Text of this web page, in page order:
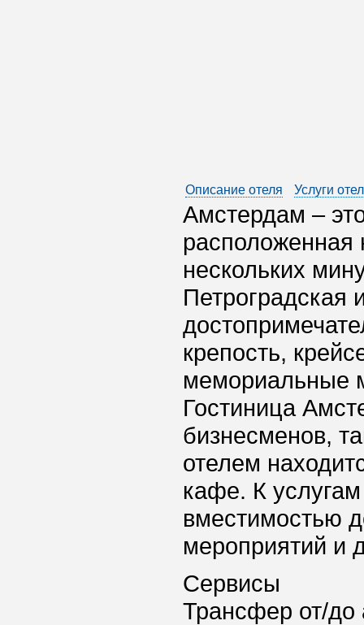
Описание отеля Услуги
Амстердам –
расположенная
нескольких
Петроградская
крепость,
мемориальные
Гостиница
бизнесменов,
отелем
кафе. К
вместимостью
мероприятий и
Сервисы
Трансфер от/до